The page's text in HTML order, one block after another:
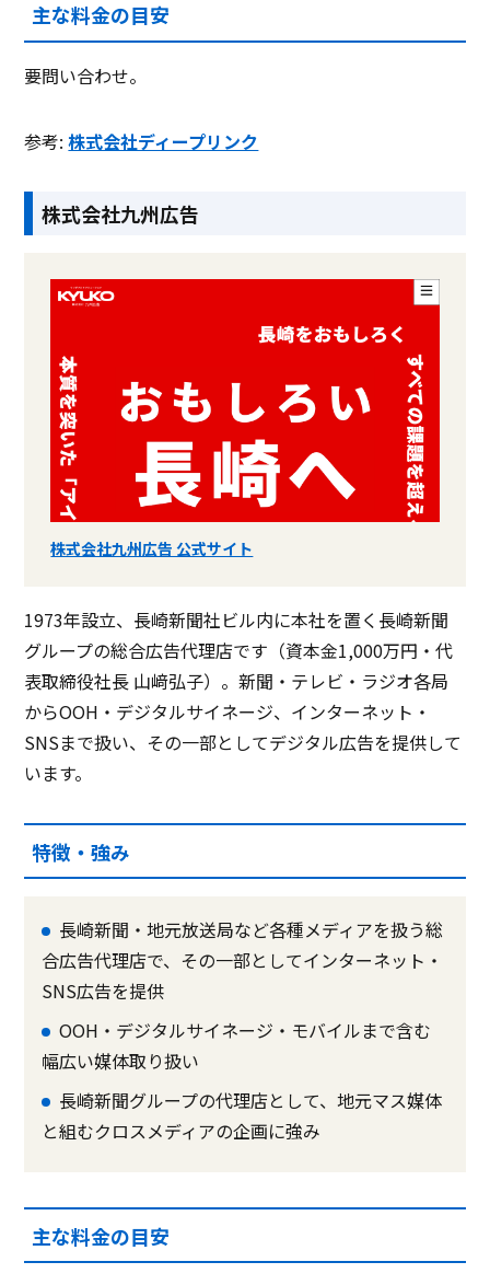
主な料金の目安
要問い合わせ。
参考:株式会社ディープリンク
株式会社九州広告
株式会社九州広告 公式サイト
1973年設立、長崎新聞社ビル内に本社を置く長崎新聞
グループの総合広告代理店です（資本金1,000万円・代
表取締役社長 山﨑弘子）。新聞・テレビ・ラジオ各局
からOOH・デジタルサイネージ、インターネット・
SNSまで扱い、その一部としてデジタル広告を提供して
います。
特徴・強み
長崎新聞・地元放送局など各種メディアを扱う総
合広告代理店で、その一部としてインターネット・
SNS広告を提供
OOH・デジタルサイネージ・モバイルまで含む
幅広い媒体取り扱い
長崎新聞グループの代理店として、地元マス媒体
と組むクロスメディアの企画に強み
主な料金の目安